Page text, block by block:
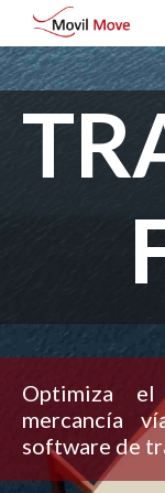
Optimiza
mercancía
software de